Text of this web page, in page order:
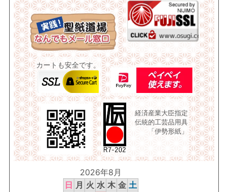
カートも安全です。
経済産業大臣指定
伝統的工芸品用具
「伊勢形紙」
2026年8月
日 月 火 水 木 金 土